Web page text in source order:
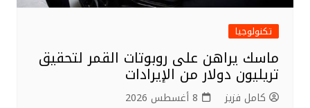
تكنولوجيا
ماسك يراهن على روبوتات القمر لتحقيق
تريليون دولار من الإيرادات
كامل فزيز 8 أغسطس 2026